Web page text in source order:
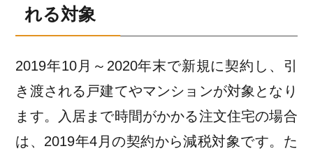
れる対象
2019年10月～2020年末で新規に契約し、引
き渡される戸建てやマンションが対象となり
ます。入居まで時間がかかる注文住宅の場合
は、2019年4月の契約から減税対象です。た